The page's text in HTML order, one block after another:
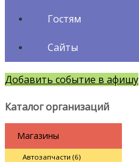
Гостям
Сайты
Добавить событие в афишу
Каталог организаций
Магазины
Автозапчасти (6)